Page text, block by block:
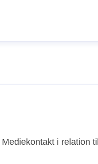
Mediekontakt i relation